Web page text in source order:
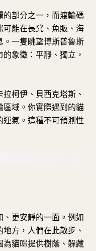
部分之一，而渡輪碼
可能在長凳、魚販、海
。一隻眺望博斯普魯斯
象徵：平靜、獨立，
柯伊、貝西克塔斯、
區域。你實際遇到的貓
氣。這種不可預測性
更安靜的一面。例如
方，人們在此散步、
為貓咪提供樹蔭、躲藏